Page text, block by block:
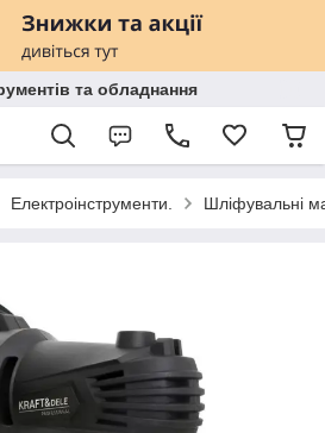
та обладнання
Електроінструменти. Шліфувальні